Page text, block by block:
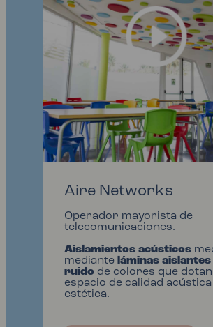
Aire Networks
Operador mayorista de
telecomunicaciones.
Aislamientos acústicos
mediante láminas aislantes
ruidode colores que dotan
espacio de calidad acústica
estética.